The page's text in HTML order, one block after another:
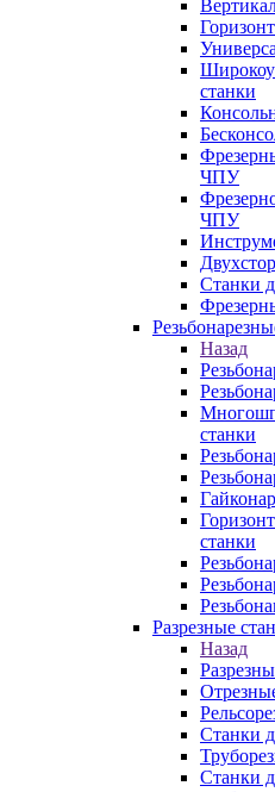
станки
ЧПУ
ЧПУ
Станки
Назад
станки
станки
Разрезные
Назад
Станки
Станки